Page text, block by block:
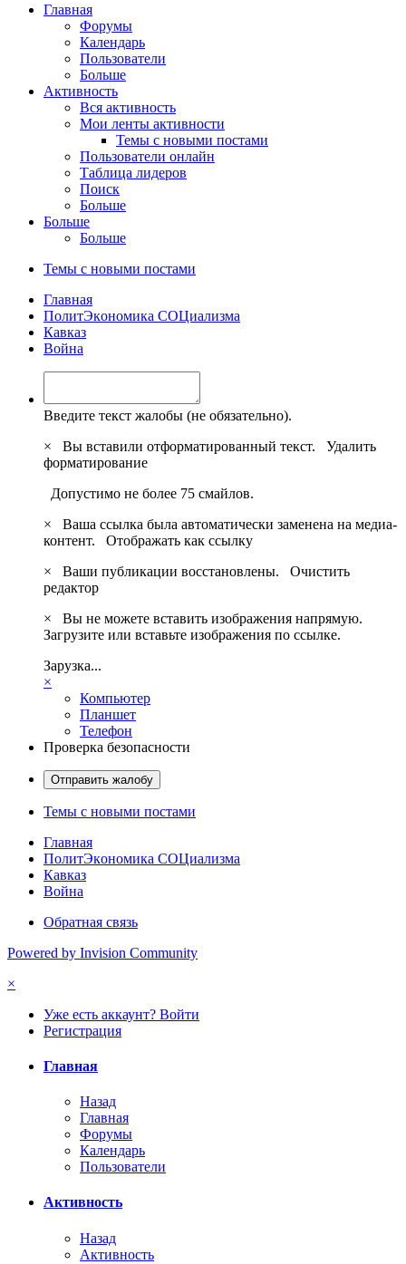
Главная
Форумы
Календарь
Пользователи
Больше
Активность
Вся активность
Мои ленты активности
Темы с новыми постами
Пользователи онлайн
Таблица лидеров
Поиск
Больше
Больше
Больше
Темы с новыми постами
Главная
ПoлитЭкoнoмика СOЦиализма
Кавказ
Война
Введите текст жалобы (не обязательно).
×
Вы вставили отформатированный текст. Удалить
форматирование
Допустимо не более 75 смайлов.
×
Ваша ссылка была автоматически заменена на медиа-
контент. Отображать как ссылку
×
Ваши публикации восстановлены. Очистить
редактор
×
Вы не можете вставить изображения напрямую.
Загрузите или вставьте изображения по ссылке.
Зарузка...
×
Компьютер
Планшет
Телефон
Проверка безопасности
Отправить жалобу
Темы с новыми постами
Главная
ПoлитЭкoнoмика СOЦиализма
Кавказ
Война
Обратная связь
Powered by Invision Community
×
Уже есть аккаунт? Войти
Регистрация
Главная
Назад
Главная
Форумы
Календарь
Пользователи
Активность
Назад
Активность